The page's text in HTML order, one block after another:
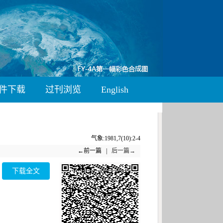
下载 过刊浏览 English
气象:1981,7(10):2-4
←前一篇 | 后一篇→
下载全文